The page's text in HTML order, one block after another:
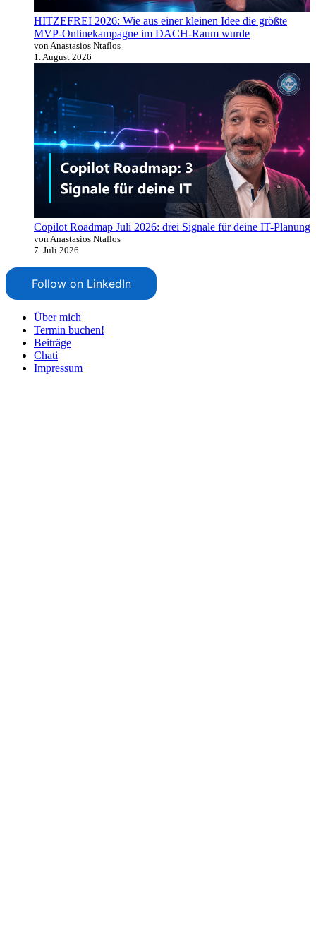
HITZEFREI 2026: Wie aus einer kleinen Idee die größte
MVP-Onlinekampagne im DACH-Raum wurde
von Anastasios Ntaflos
1. August 2026
Copilot Roadmap Juli 2026: drei Signale für deine IT-Planung
von Anastasios Ntaflos
7. Juli 2026
Follow on LinkedIn
Über mich
Termin buchen!
Beiträge
Chati
Impressum